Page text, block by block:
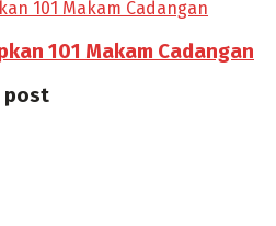
101 Makam Cadangan
post